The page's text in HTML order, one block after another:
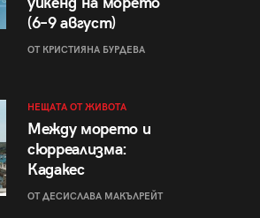
(6–9 август)
ОТ КРИСТИЯНА БУРДЕВА
НЕЩАТА ОТ ЖИВОТА
Между морето и
сюрреализма:
Кадакес
ОТ ДЕСИСЛАВА МАКЪЛРЕЙТ